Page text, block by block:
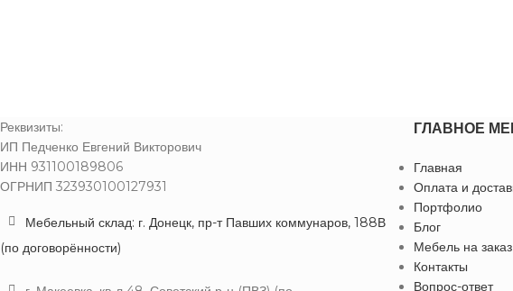
Реквизиты:
ИП Педченко Евгений Викторович
ИНН 931100189806
ОГРНИП 323930100127931
Мебельный склад: г. Донецк, пр-т Павших коммунаров, 188В
(по договорённости)
ГЛАВНОЕ
Главная
Оплата и
Портфолио
Блог
Мебель на заказ
Контакты
Вопрос-ответ